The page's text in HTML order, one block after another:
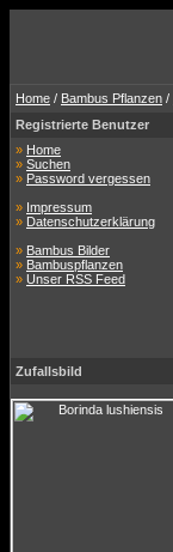
Home / Bambus Pflanzen /
Registrierte Benutzer
» Home
» Suchen
» Password vergessen
» Impressum
» Datenschutzerklärung
» Bambus Bilder
» Bambuspflanzen
» Unser RSS Feed
Zufallsbild